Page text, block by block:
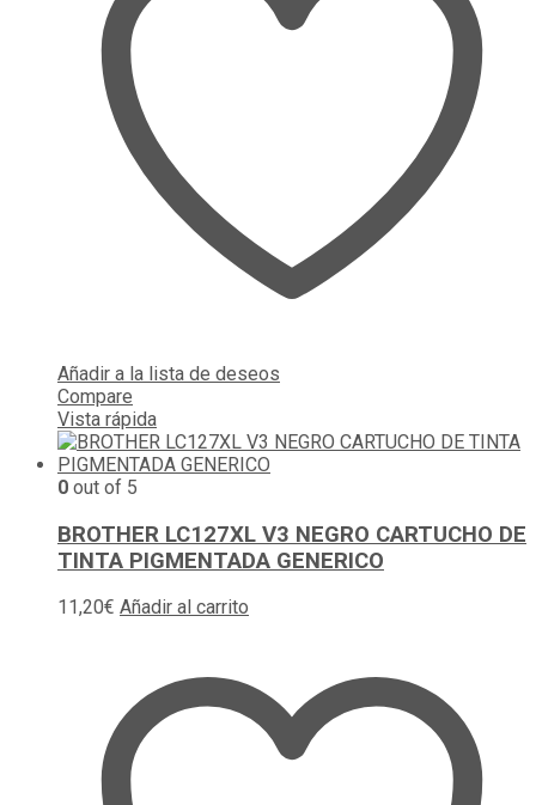
Añadir a la lista de deseos
Compare
Vista rápida
0 out of 5
BROTHER LC127XL V3 NEGRO CARTUCHO DE
TINTA PIGMENTADA GENERICO
11,20€ Añadir al carrito